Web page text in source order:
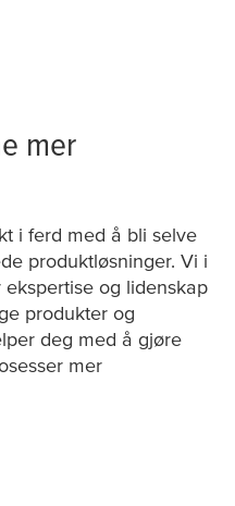
mer
i ferd med å bli selve
produktløsninger. Vi i
og lidenskap
produkter og
deg med å gjøre
mer